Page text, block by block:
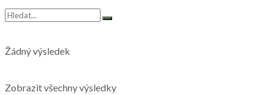
Žádný výsledek
Zobrazit všechny výsledky